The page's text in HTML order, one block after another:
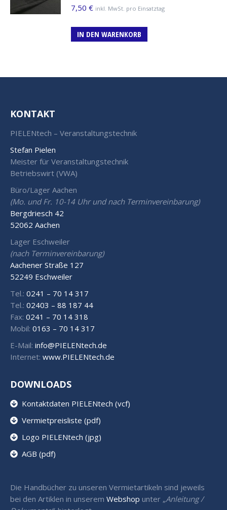
7,50 € inkl. MwSt. pro Einsatztag
IN DEN WARENKORB
KONTAKT
PIELENtech – Veranstaltungstechnik
Stefan Pielen
Meister für Veranstaltungstechnik
Betriebswirt (VWA)
Büro/Lager Aachen
(Mo. und Fr. 10-14 Uhr und nach Terminvereinbarung)
Bergdriesch 42
52062 Aachen
Lager Eschweiler
(nach Terminvereinbarung)
Aachener Straße 127
52249 Eschweiler
Tel.: 0241 – 70 14 317
Tel.: 02403 – 88 187 44
Fax: 0241 – 70 14 318
Mobil: 0163 – 70 14 317
E-Mail: info@PIELENtech.de
Internet: www.PIELENtech.de
DOWNLOADS
Kontaktdaten PIELENtech (vcf)
Vermietpreisliste (pdf)
Logo PIELENtech (jpg)
AGB (pdf)
Die Handbücher zu unseren Vermietartikeln sind jeweils
bei den Artiklen in unserem Webshop unter „Anleitung /